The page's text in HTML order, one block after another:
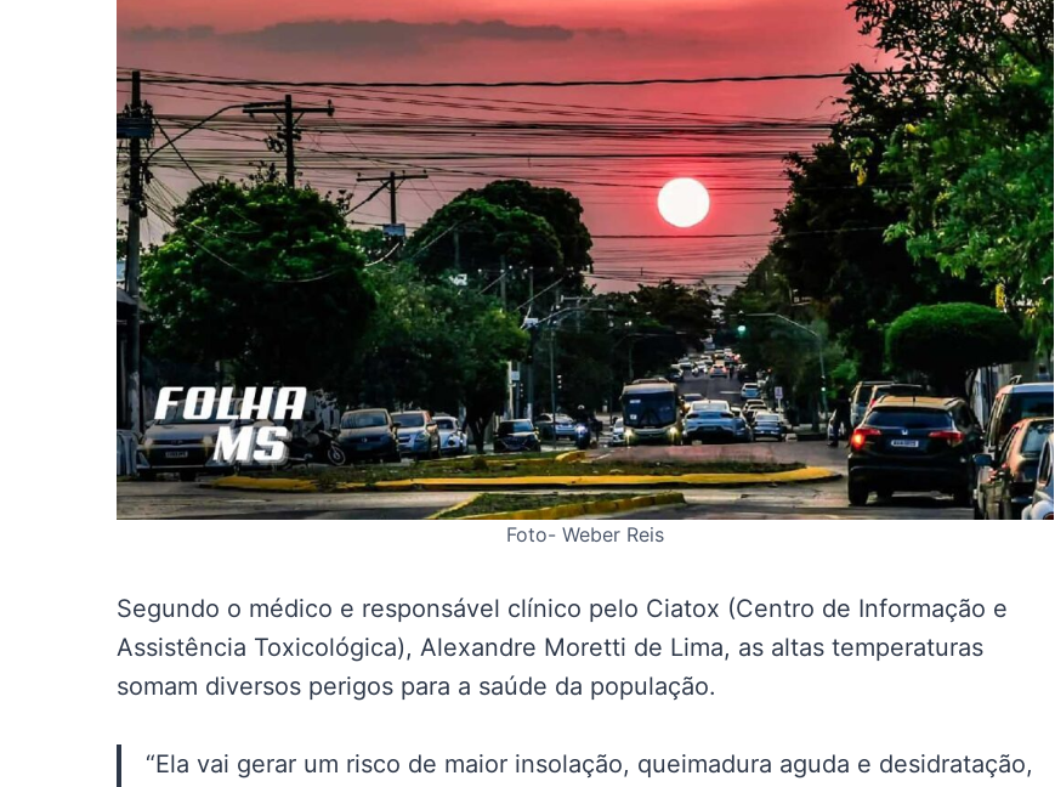
Foto- Weber Reis
Segundo o médico e responsável clínico pelo Ciatox (Centro de Informação e
Assistência Toxicológica), Alexandre Moretti de Lima, as altas temperaturas
somam diversos perigos para a saúde da população.
“Ela vai gerar um risco de maior insolação, queimadura aguda e desidratação,